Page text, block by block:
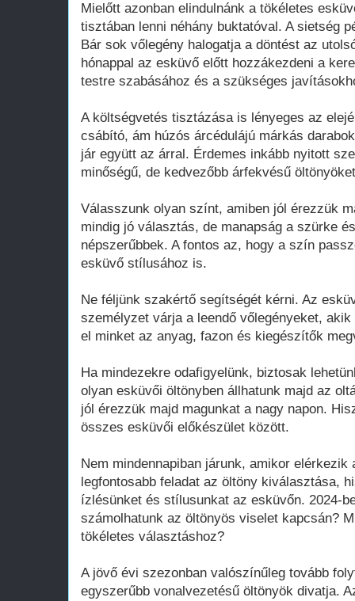
Mielőtt azonban elindulnánk a tökéletes
tisztában lenni néhány buktatóval. A sietség
Bár sok vőlegény halogatja a döntést az
hónappal az esküvő előtt hozzákezdeni a
testre szabásához és a szükséges
A költségvetés tisztázása is lényeges az
csábító, ám húzós árcédulájú márkás
jár együtt az árral. Érdemes inkább nyitott
minőségű, de kedvezőbb árfekvésű
Válasszunk olyan színt, amiben jól érezzük
mindig jó választás, de manapság a szürke
népszerűbbek. A fontos az, hogy a szín
esküvő stílusához is.
Ne féljünk szakértő segítségét kérni. Az
személyzet várja a leendő vőlegényeket,
el minket az anyag, fazon és kiegészítők
Ha mindezekre odafigyelünk, biztosak
olyan esküvői öltönyben állhatunk majd az
jól érezzük majd magunkat a nagy napon.
összes esküvői előkészület között.
Nem mindennapiban járunk, amikor
legfontosabb feladat az öltöny kiválasztása,
ízlésünket és stílusunkat az esküvőn. 2024-
számolhatunk az öltönyös viselet kapcsán?
tökéletes választáshoz?
A jövő évi szezonban valószínűleg tovább
egyszerűbb vonalvezetésű öltönyök divatja.